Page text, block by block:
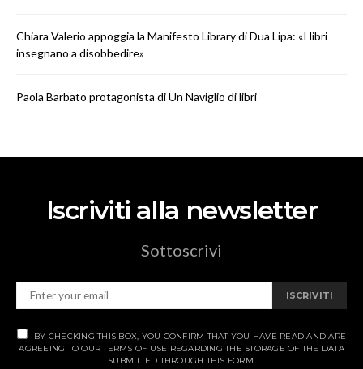
Chiara Valerio appoggia la Manifesto Library di Dua Lipa: «I libri
insegnano a disobbedire»
Paola Barbato protagonista di Un Naviglio di libri
Iscriviti alla newsletter
Sottoscrivi
ISCRIVITI
BY CHECKING THIS BOX, YOU CONFIRM THAT YOU HAVE READ AND ARE
AGREEING TO OUR TERMS OF USE REGARDING THE STORAGE OF THE DATA
SUBMITTED THROUGH THIS FORM.